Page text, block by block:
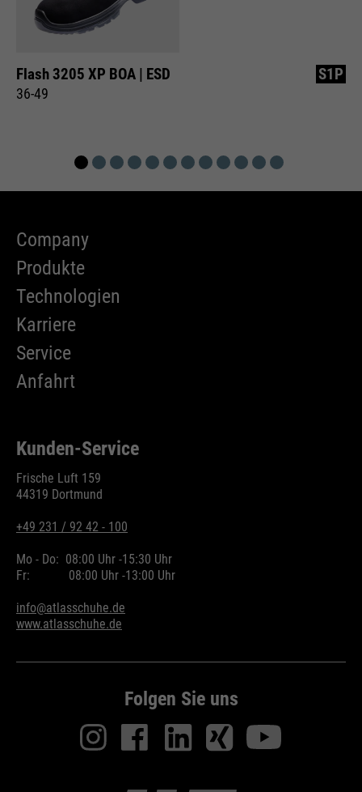
Flash 3205 XP BOA | ESD
36-49
S1P
Company
Produkte
Technologien
Karriere
Service
Anfahrt
Kunden-Service
Frische Luft 159
44319 Dortmund
+49 231 / 92 42 - 100
Mo - Do: 08:00 Uhr -15:30 Uhr
Fr:
08:00 Uhr -13:00 Uhr
info@atlasschuhe.de
www.atlasschuhe.de
Folgen Sie uns